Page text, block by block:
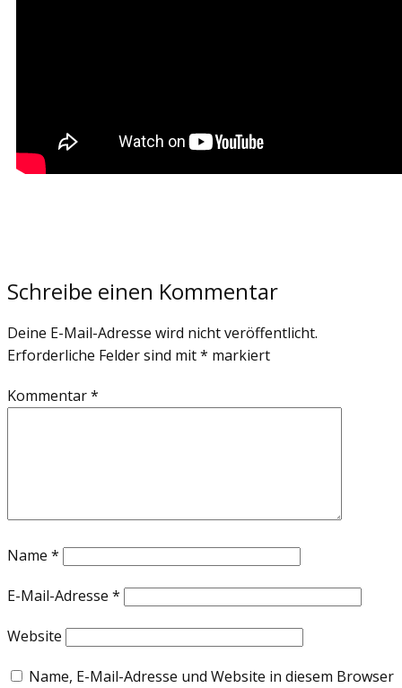
Schreibe einen Kommentar
Deine E-Mail-Adresse wird nicht veröffentlicht.
Erforderliche Felder sind mit* markiert
Kommentar*
Name *
E-Mail-Adresse *
Website
Name, E-Mail-Adresse und Website in diesem Browser